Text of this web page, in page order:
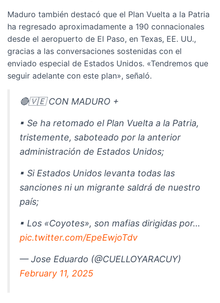
Maduro también destacó que el Plan Vuelta a la Patria
ha regresado aproximadamente a 190 connacionales
desde el aeropuerto de El Paso, en Texas, EE. UU.,
gracias a las conversaciones sostenidas con el
enviado especial de Estados Unidos. «Tendremos que
seguir adelante con este plan», señaló.
🔴🇻🇪 CON MADURO +
▪ Se ha retomado el Plan Vuelta a la Patria,
tristemente, saboteado por la anterior
administración de Estados Unidos;
▪ Si Estados Unidos levanta todas las
sanciones ni un migrante saldrá de nuestro
país;
▪ Los «Coyotes», son mafias dirigidas por…
pic.twitter.com/EpeEwjoTdv
— Jose Eduardo (@CUELLOYARACUY)
February 11, 2025